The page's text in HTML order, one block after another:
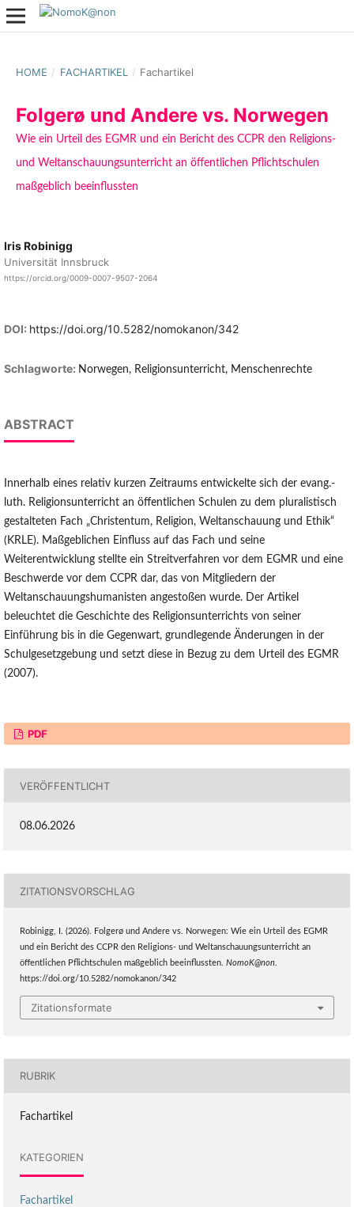
HOME / FACHARTIKEL / Fachartikel
Folgerø und Andere vs. Norwegen
Wie ein Urteil des EGMR und ein Bericht des CCPR den Religions-
und Weltanschauungsunterricht an öffentlichen Pflichtschulen
maßgeblich beeinflussten
Iris Robinigg
Universität Innsbruck
https://orcid.org/0009-0007-9507-2064
DOI: https://doi.org/10.5282/nomokanon/342
Schlagworte: Norwegen, Religionsunterricht, Menschenrechte
ABSTRACT
Innerhalb eines relativ kurzen Zeitraums entwickelte sich der evang.-
luth. Religionsunterricht an öffentlichen Schulen zu dem pluralistisch
gestalteten Fach „Christentum, Religion, Weltanschauung und Ethik“
(KRLE). Maßgeblichen Einfluss auf das Fach und seine
Weiterentwicklung stellte ein Streitverfahren vor dem EGMR und eine
Beschwerde vor dem CCPR dar, das von Mitgliedern der
Weltanschauungshumanisten angestoßen wurde. Der Artikel
beleuchtet die Geschichte des Religionsunterrichts von seiner
Einführung bis in die Gegenwart, grundlegende Änderungen in der
Schulgesetzgebung und setzt diese in Bezug zu dem Urteil des EGMR
(2007).
PDF
VERÖFFENTLICHT
08.06.2026
ZITATIONSVORSCHLAG
Robinigg, I. (2026). Folgerø und Andere vs. Norwegen: Wie ein Urteil des EGMR
und ein Bericht des CCPR den Religions- und Weltanschauungsunterricht an
öffentlichen Pflichtschulen maßgeblich beeinflussten. NomoK@non.
https://doi.org/10.5282/nomokanon/342
Zitationsformate
RUBRIK
Fachartikel
KATEGORIEN
Fachartikel